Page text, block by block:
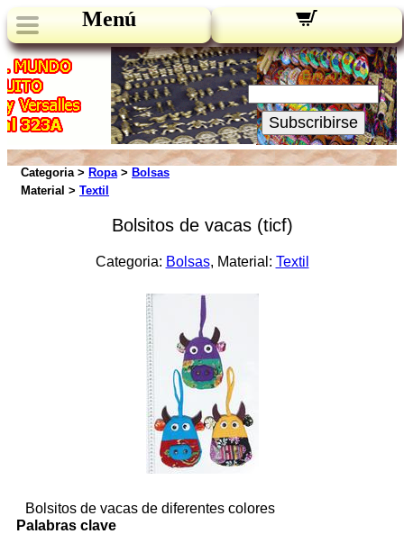
Menú
Novedades:
Su Email:
Subscribirse
Categoria > Ropa> Bolsas
Material > Textil
Bolsitos de vacas (ticf)
Categoria: Bolsas, Material: Textil
Bolsitos de vacas de diferentes colores
Palabras clave